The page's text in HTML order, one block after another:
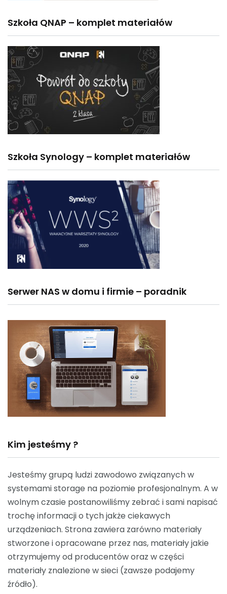
Szkoła QNAP – komplet materiałów
Szkoła Synology – komplet materiałów
Serwer NAS w domu i firmie – poradnik
Kim jesteśmy ?
Jesteśmy grupą ludzi zawodowo związanych w
systemami storage na poziomie profesjonalnym. A w
wolnym czasie postanowiliśmy zebrać i sami napisać
trochę informacji o tych jakże ciekawych
urządzeniach. Strona zawiera zarówno materiały
stworzone i opracowane przez nas, materiały jakie
otrzymujemy od producentów oraz w części
materiały znalezione w sieci (zawsze podajemy
źródło).